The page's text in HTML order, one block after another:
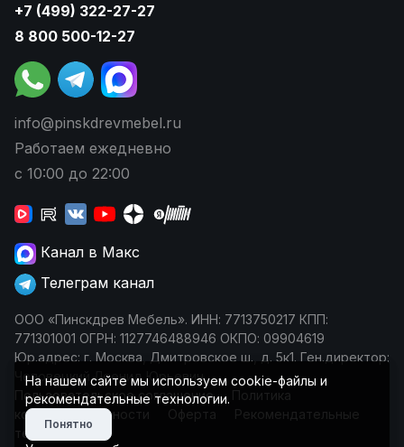
+7 (499) 322-27-27
8 800 500-12-27
info@pinskdrevmebel.ru
Работаем ежедневно
с 10:00 до 22:00
Канал в Макс
Телеграм канал
ООО «Пинскдрев Мебель». ИНН: 7713750217 КПП:
771301001 ОГРН: 1127746488946 ОКПО: 09904619
Юр.адрес: г. Москва, Дмитровское ш., д. 5к1. Ген.директор:
Чеповецкий Леонид Юрьевич
Пользовательское соглашение
Политика
конфиденциальности
Оферта
Рекомендательные
технологии
На нашем сайте мы используем cookie-файлы и
рекомендательные технологии.
Понятно